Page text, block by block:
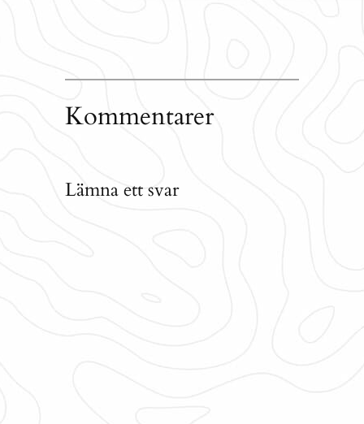
Kommentarer
Lämna ett svar